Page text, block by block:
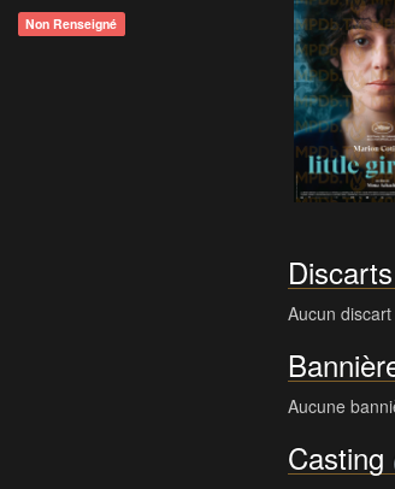
Non Renseigné
Discarts
Aucun
Aucune
Casting